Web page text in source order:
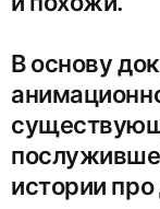
В основу
истории